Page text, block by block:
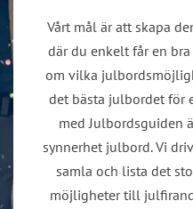
Vårt mål är att skapa
där du enkelt får en
om vilka
det bästa julbordet för
med Julbordsguiden
synnerhet julbord. Vi
samla och lista det
möjligheter till